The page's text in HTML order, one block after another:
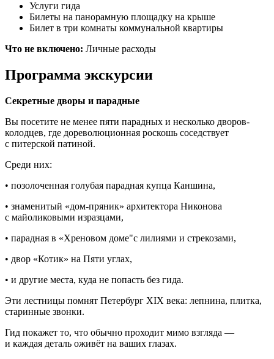
Услуги гида
Билеты на панорамную площадку на крыше
Билет в три комнаты коммунальной квартиры
Что не включено: Личные расходы
Программа экскурсии
Секретные дворы и парадные
Вы посетите не менее пяти парадных и несколько дворов-
колодцев, где дореволюционная роскошь соседствует
с питерской патиной.
Среди них:
• позолоченная голубая парадная купца Каншина,
• знаменитый «дом-пряник» архитектора Никонова
с майоликовыми изразцами,
• парадная в «Хреновом доме"с лилиями и стрекозами,
• двор «Котик» на Пяти углах,
• и другие места, куда не попасть без гида.
Эти лестницы помнят Петербург XIX века: лепнина, плитка,
старинные звонки.
Гид покажет то, что обычно проходит мимо взгляда —
и каждая деталь оживёт на ваших глазах.